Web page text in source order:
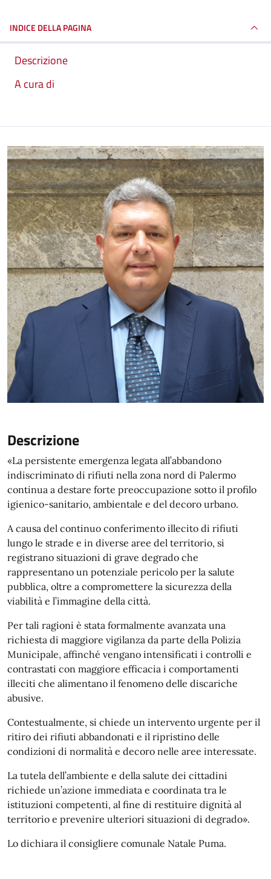
INDICE DELLA PAGINA
Descrizione
A cura di
Descrizione
«La persistente emergenza legata all’abbandono
indiscriminato di rifiuti nella zona nord di Palermo
continua a destare forte preoccupazione sotto il profilo
igienico-sanitario, ambientale e del decoro urbano.
A causa del continuo conferimento illecito di rifiuti
lungo le strade e in diverse aree del territorio, si
registrano situazioni di grave degrado che
rappresentano un potenziale pericolo per la salute
pubblica, oltre a compromettere la sicurezza della
viabilità e l’immagine della città.
Per tali ragioni è stata formalmente avanzata una
richiesta di maggiore vigilanza da parte della Polizia
Municipale, affinché vengano intensificati i controlli e
contrastati con maggiore efficacia i comportamenti
illeciti che alimentano il fenomeno delle discariche
abusive.
Contestualmente, si chiede un intervento urgente per il
ritiro dei rifiuti abbandonati e il ripristino delle
condizioni di normalità e decoro nelle aree interessate.
La tutela dell’ambiente e della salute dei cittadini
richiede un’azione immediata e coordinata tra le
istituzioni competenti, al fine di restituire dignità al
territorio e prevenire ulteriori situazioni di degrado».
Lo dichiara il consigliere comunale Natale Puma.